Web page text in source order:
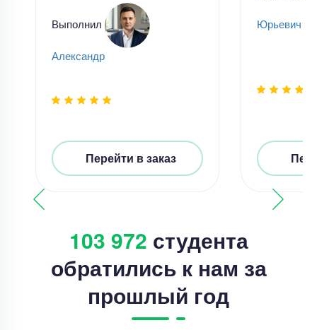
Выполнил
Александр
Перейти в заказ
Юрьевич
103 972 студента
обратились к нам за
прошлый год